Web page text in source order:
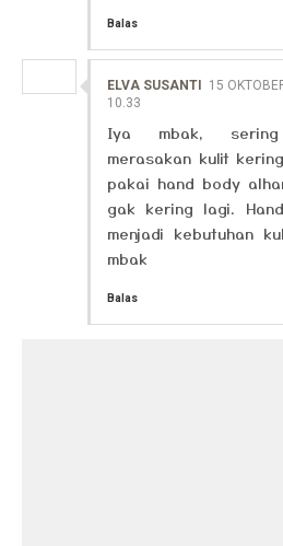
Balas
ELVA SUSANTI 15
10.33
Iya mbak,
merasakan kulit
pakai hand body
gak kering lagi.
menjadi kebutuhan
mbak
Balas